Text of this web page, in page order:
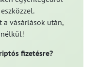
a vásárlások után,
nélkül!
fizetésre?